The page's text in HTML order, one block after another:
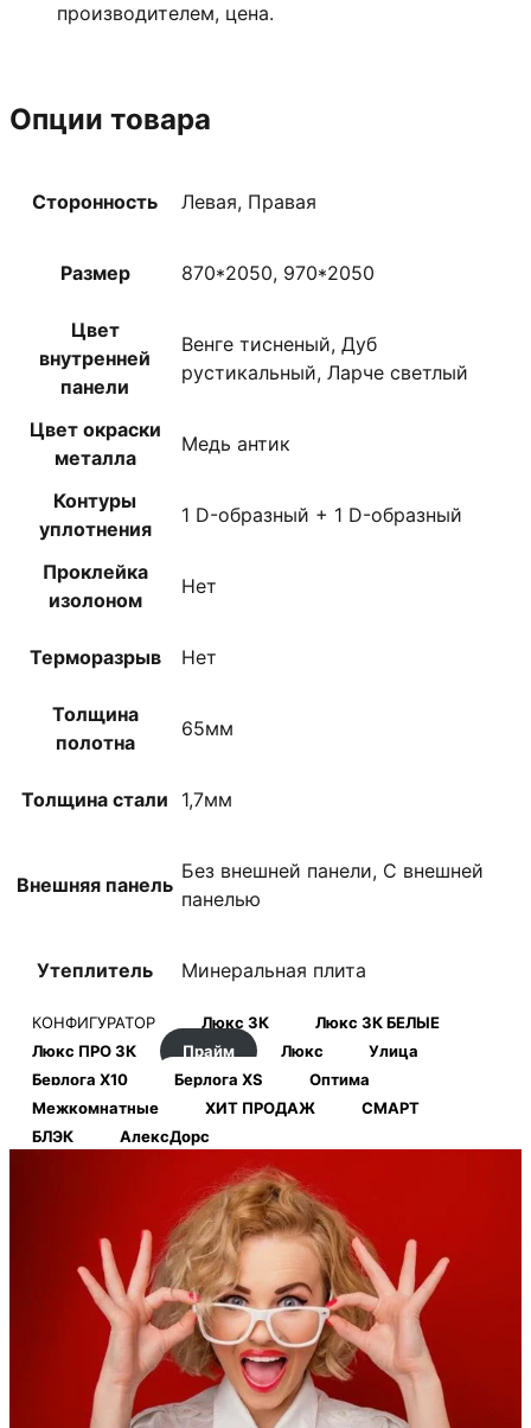
производителем, цена.
Опции товара
Сторонность Левая, Правая
Размер 870*2050, 970*2050
Цвет
внутренней
панели
Венге тисненый, Дуб
рустикальный, Ларче светлый
Цвет окраски
металла
Медь антик
Контуры
уплотнения
1 D-образный + 1 D-образный
Проклейка
изолоном
Нет
Терморазрыв Нет
Толщина
полотна
65мм
Толщина стали 1,7мм
Внешняя панель
Без внешней панели, С внешней
панелью
Утеплитель Минеральная плита
КОНФИГУРАТОР Люкс 3К
Люкс 3К БЕЛЫЕ
Люкс ПРО 3К
Прайм Люкс
Улица
Берлога Х10
Берлога XS
Оптима
Межкомнатные
ХИТ ПРОДАЖ
СМАРТ
БЛЭК
АлексДорс